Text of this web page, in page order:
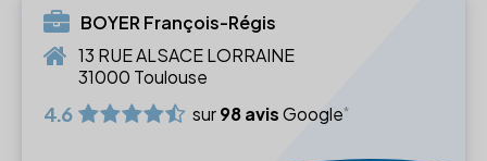
BOYER François-Régis
13 RUE ALSACE LORRAINE
31000 Toulouse
4.6 sur98 avisGoogle